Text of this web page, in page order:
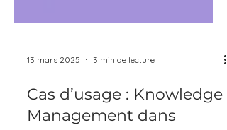
Cas d’usage : Knowledge